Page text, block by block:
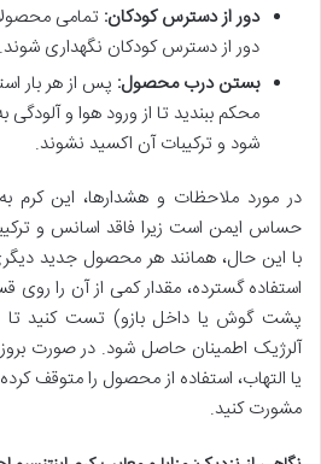
دور از دسترس کودکان: تمامی
دور از دسترس کودکان نگهداری شوند.
بستن درب محصول: پس از هر بار
محکم ببندید تا از ورود هوا و
شود و ترکیبات آن اکسید نشوند.
در مورد ملاحظات و هشدارها، این
حساس ایمن است زیرا فاقد اسانس و
با این حال، همانند هر محصول جدید
استفاده گسترده، مقدار کمی از آن را
پشت گوش یا داخل بازو) تست کنید تا
آلرژیک اطمینان حاصل شود. در صورت
یا التهاب، استفاده از محصول را
مشورت کنید.